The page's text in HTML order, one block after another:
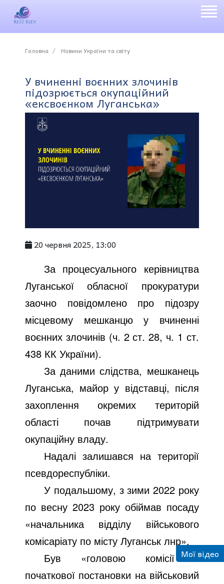
Головна Новини України та світу
У вчиненні воєнних злочинів
підозрюється окупаційний
«ексвоєнком Луганська»
20 червня 2025, 13:00
За процесуального керівництва
Луганської обласної прокуратури
заочно повідомлено про підозру
місцевому мешканцю у вчиненні
воєнних злочинів (ч. 2 ст. 28, ч. 1 ст.
438 КК України).
За даними слідства, мешканець
Луганська, майор у відставці, після
захоплення окремих територій
області почав підтримувати
окупаційну владу.
Надалі залишався на території
псевдореспубліки.
У подальшому, з зими 2022 року
по весну 2023 року обіймав посаду
«начальника відділу військового
комісаріату по місту Луганськ лнр».
Був «головою комісії з
початкової постановки на військовий
Мої відео